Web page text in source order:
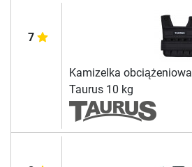
7
Kamizelka obciążeniowa
Taurus 10 kg